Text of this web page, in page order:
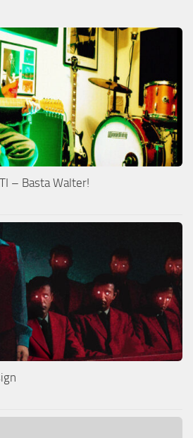
– Basta Walter!